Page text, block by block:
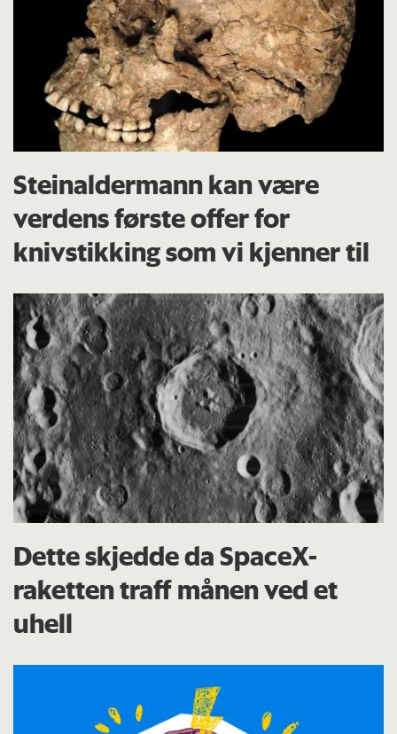
Steinaldermann kan være
verdens første offer for
knivstikking som vi kjenner til
Dette skjedde da SpaceX-
raketten traff månen ved et
uhell